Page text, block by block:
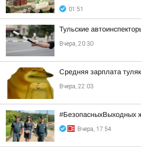
01:51
Тульские
Вчера, 20:30
Средняя зарплата
Вчера, 22:03
#БезопасныхВыходных
Вчера, 17:54